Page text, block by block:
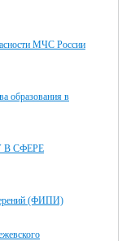
МЧС России
образования в
СФЕРЕ
(ФИПИ)